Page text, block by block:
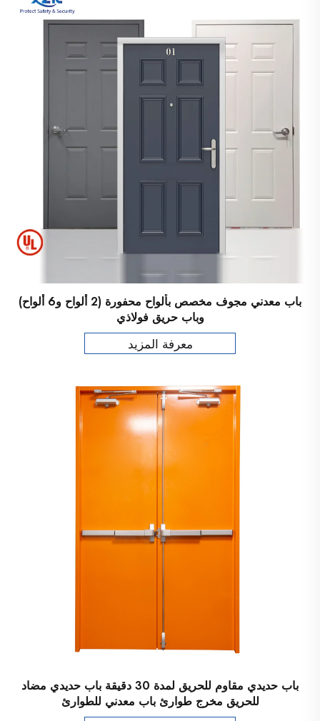
باب معدني مجوف مخصص بألواح محفورة (2 ألواح و6 ألواح)
وباب حريق فولاذي
معرفة المزيد
باب حديدي مقاوم للحريق لمدة 30 دقيقة باب حديدي مضاد
للحريق مخرج طوارئ باب معدني للطوارئ